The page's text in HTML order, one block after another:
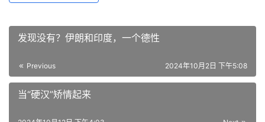
发现没有？伊朗和印度，一个德性
Previous 2024年10月2日 下午5:08
当“硬汉”矫情起来